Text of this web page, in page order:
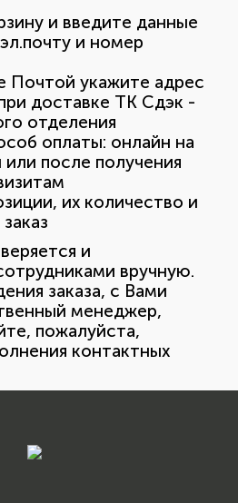
и введите данные
и номер
Почтой укажите адрес
доставке ТК Сдэк -
отделения
оплаты: онлайн на
или после получения
их количество и
и
вручную.
заказа, с Вами
менеджер,
пожалуйста,
контактных